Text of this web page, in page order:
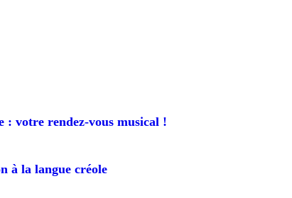
: votre rendez-vous musical !
à la langue créole